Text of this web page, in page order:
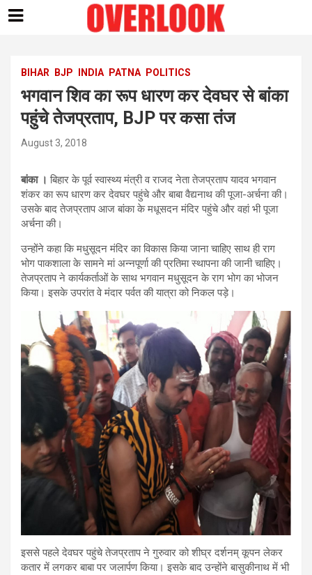
contentBIHAR BJP INDIA PATNA POLITICS
भगवान शिव का रूप धारण कर देवघर से बांका
पहुंचे तेजप्रताप, BJP पर कसा तंज
August 3, 2018
बांका ।बिहार के पूर्व स्वास्थ्य मंत्री व राजद नेता तेजप्रताप यादव भगवान
शंकर का रूप धारण कर देवघर पहुंचे और बाबा वैद्यनाथ की पूजा-अर्चना की।
उसके बाद तेजप्रताप आज बांका के मधूसदन मंदिर पहुंचे और वहां भी पूजा
अर्चना की।
उन्होंने कहा कि मधुसूदन मंदिर का विकास किया जाना चाहिए साथ ही राग
भोग पाकशाला के सामने मां अन्नपूर्णा की प्रतिमा स्थापना की जानी चाहिए।
तेजप्रताप ने कार्यकर्ताओं के साथ भगवान मधुसूदन के राग भोग का भोजन
किया। इसके उपरांत वे मंदार पर्वत की यात्रा को निकल पड़े।
इससे पहले देवघर पहुंचे तेजप्रताप ने गुरुवार को शीघ्र दर्शनम् कूपन लेकर
कतार में लगकर बाबा पर जलार्पण किया। इसके बाद उन्होंने बासुकीनाथ में भी